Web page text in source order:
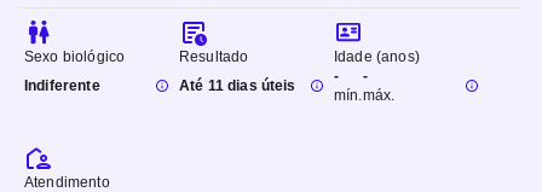
Sexo biológico
Indiferente
Resultado
Até 11 dias úteis
Idade (anos)
-
mín.
-
máx.
Atendimento